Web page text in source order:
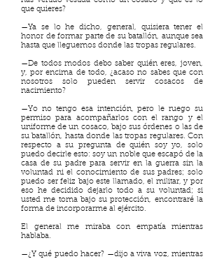
que quieres?
—Ya se lo he dicho, general, quisiera tener el
honor de formar parte de su batallón, aunque sea
hasta que lleguemos donde las tropas regulares.
—De todos modos debo saber quién eres, joven,
y, por encima de todo, ¿acaso no sabes que con
nosotros solo pueden servir cosacos de
nacimiento?
—Yo no tengo esa intención, pero le ruego su
permiso para acompañarlos con el rango y el
uniforme de un cosaco, bajo sus órdenes o las de
su batallón, hasta donde las tropas regulares. Con
respecto a su pregunta de quién soy yo, solo
puedo decirle esto: soy un noble que escapó de la
casa de su padre para servir en la guerra sin la
voluntad ni el conocimiento de sus padres; solo
puedo ser feliz bajo este llamado, el militar, y por
eso he decidido dejarlo todo a su voluntad; si
usted me toma bajo su protección, encontraré la
forma de incorporarme al ejército.
El general me miraba con empatía mientras
hablaba.
—¿Y qué puedo hacer? —dijo a viva voz, mientras